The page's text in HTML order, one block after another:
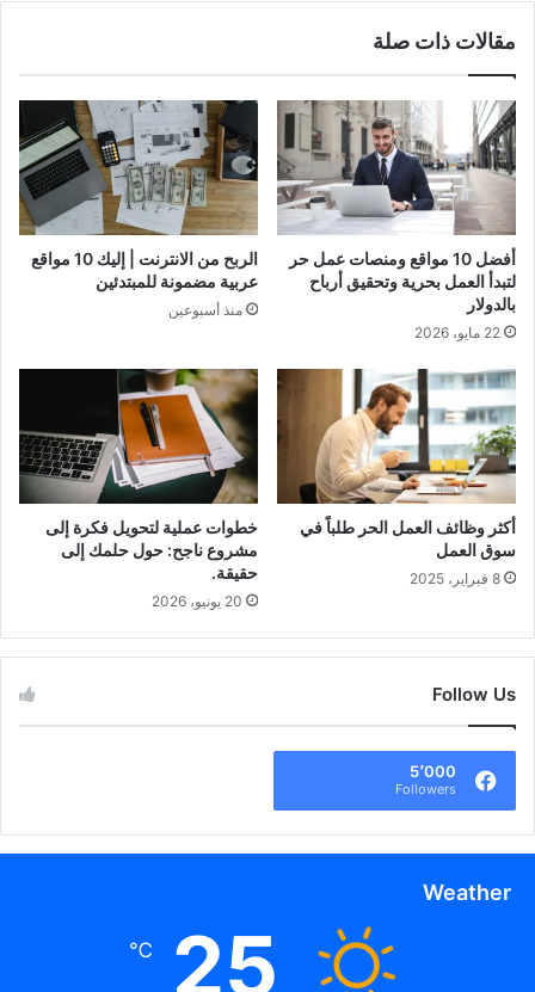
مقالات ذات صلة
أفضل 10 مواقع ومنصات عمل حر
لتبدأ العمل بحرية وتحقيق أرباح
بالدولار
22 مايو، 2026
الربح من الانترنت | إليك 10 مواقع
عربية مضمونة للمبتدئين
منذ أسبوعين
أكثر وظائف العمل الحر طلباً في
سوق العمل
8 فبراير، 2025
خطوات عملية لتحويل فكرة إلى
مشروع ناجح: حول حلمك إلى
حقيقة.
20 يونيو، 2026
Follow Us
5٬000
Followers
Weather
25
℃